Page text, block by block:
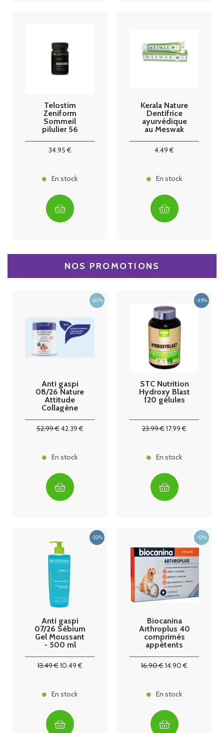
Telostim
Zeniform
Sommeil
pilulier 56
34.95€
En stock
Kerala Nature
Dentifrice
ayurvédique
au Meswak
4.49 €
En stock
NOS PROMOTIONS
Anti gaspi
08/26 Nature
Attitude
Collagène
G
52.99€42.39€
En stock
STC Nutrition
Hydroxy Blast
120 gélules
23.99€17.99 €
En stock
Anti gaspi
07/26 Sébium
Gel Moussant
- 500 ml
13.49€10.49€
En stock
Biocanina
Arthroplus 40
comprimés
appétents
16.90€14.90 €
En stock